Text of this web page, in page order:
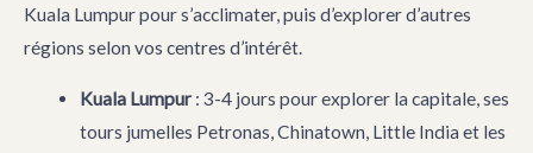
Kuala Lumpur pour s’acclimater, puis d’explorer d’autres
régions selon vos centres d’intérêt.
Kuala Lumpur: 3-4 jours pour explorer la capitale, ses
tours jumelles Petronas, Chinatown, Little India et les